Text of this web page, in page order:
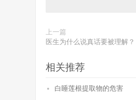
上一篇
医生为什么说真话要被理解？
相关推荐
白睡莲根提取物的危害